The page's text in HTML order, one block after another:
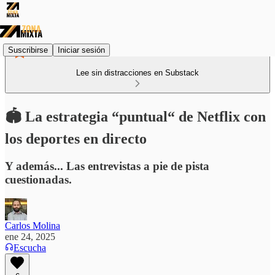
Suscribirse Iniciar sesión
Lee sin distracciones en Substack
🏟️ La estrategia “puntual“ de Netflix con
los deportes en directo
Y además... Las entrevistas a pie de pista
cuestionadas.
Carlos Molina
ene 24, 2025
Escucha